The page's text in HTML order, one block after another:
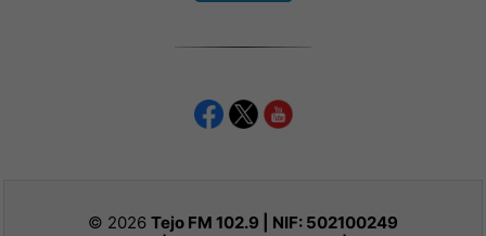
© 2026 Tejo FM 102.9 | NIF: 502100249